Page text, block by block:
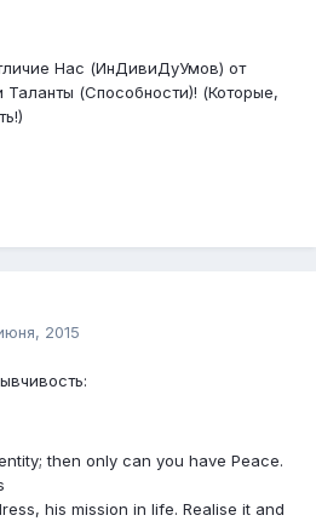
Нас (ИнДивиДуУмов) от
(Способности)! (Которые,
2015
then only can you have Peace.
his mission in life. Realise it and